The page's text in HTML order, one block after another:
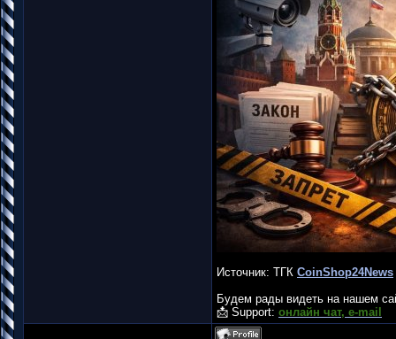
Источник: ТГК CoinShop24News
Будем рады видеть на нашем
📩 Support: онлайн чат, e-mail